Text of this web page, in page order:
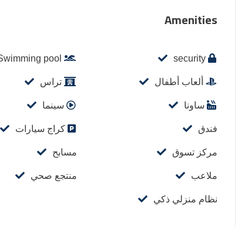
Amenities
ألعاب أطفال تراس
ساونا سينما
فندق كراج سيارات
مركز تسوق مسابح
ملاعب منتجع صحي
نظام منزلي ذكي